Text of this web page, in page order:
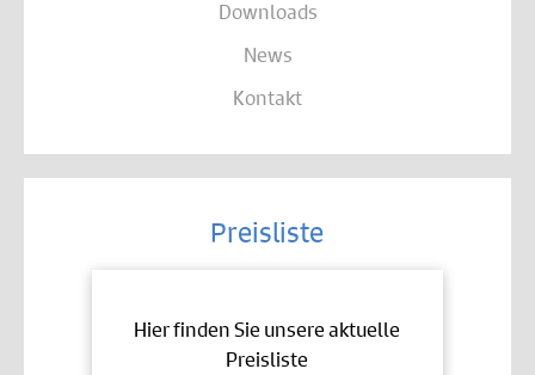
Downloads
News
Kontakt
Preisliste
Hier finden Sie unsere aktuelle
Preisliste